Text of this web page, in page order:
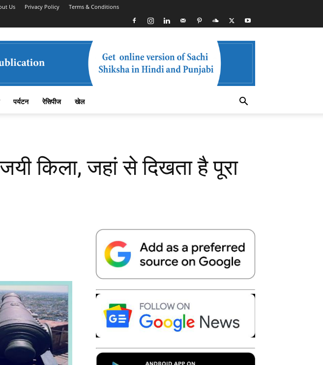
Us Privacy Policy Terms & Conditions
पर्यटन रेसिपीज खेल
किला, जहां से दिखता है पूरा
Telegram Copy URL